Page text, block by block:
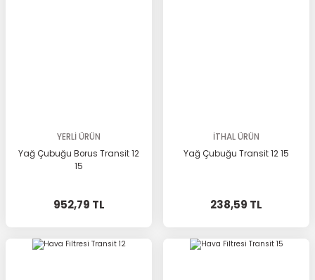
YERLİ ÜRÜN
Yağ Çubuğu Borus Transit 12
15
952,79 TL
İTHAL ÜRÜN
Yağ Çubuğu Transit 12 15
238,59 TL